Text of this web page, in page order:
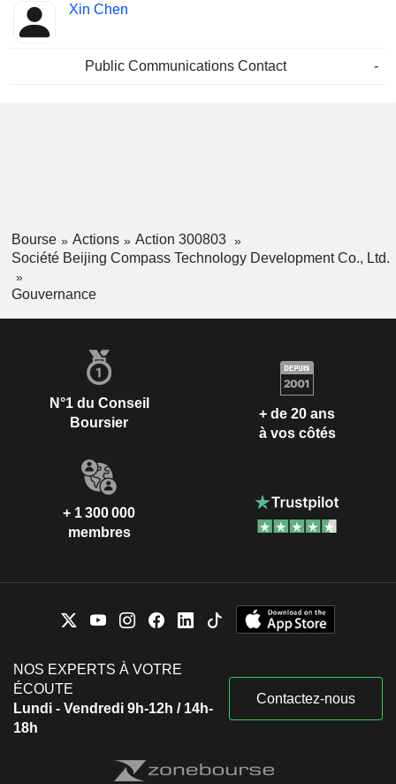
Xin Chen
Public Communications Contact -
Bourse Actions
Action 300803
Société Beijing Compass Technology Development Co., Ltd.
Gouvernance
N°1 du Conseil
Boursier
+ de 20 ans
à vos côtés
+ 1 300 000
membres
NOS EXPERTS À VOTRE
ÉCOUTE
Lundi - Vendredi 9h-12h / 14h-
18h
Contactez-nous